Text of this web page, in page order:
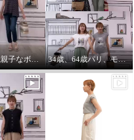
34歳、64歳親子なボーダーコーデstyle^_^ 34歳、64歳パリ、モンマルトルの階段プリントカットソーを着る。